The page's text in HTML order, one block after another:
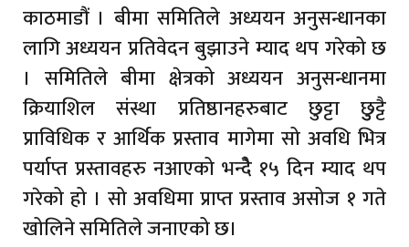
काठमाडौं । बीमा समितिले अध्ययन अनुसन्धानका
लागि अध्ययन प्रतिवेदन बुझाउने म्याद थप गरेको छ
। समितिले बीमा क्षेत्रको अध्ययन अनुसन्धानमा
क्रियाशिल संस्था प्रतिष्ठानहरुबाट छुट्टा छुुट्टै
प्राविधिक र आर्थिक प्रस्ताव मागेमा सो अवधि भित्र
पर्याप्त प्रस्तावहरु नआएको भन्दैे १५ दिन म्याद थप
गरेको हो । सो अवधिमा प्राप्त प्रस्ताव असोज १ गते
खोलिने समितिले जनाएको छ।